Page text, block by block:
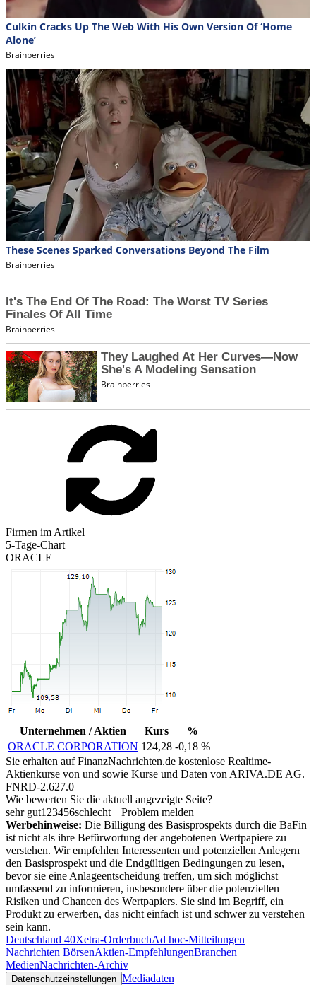
Firmen im Artikel
5-Tage-Chart
ORACLE
Unternehmen / Aktien Kurs
%
ORACLE CORPORATION 124,28 -0,18 %
Sie erhalten auf FinanzNachrichten.de kostenlose Realtime-
Aktienkurse von und sowie Kurse und Daten von ARIVA.DE AG.
FNRD-2.627.0
Wie bewerten Sie die aktuell angezeigte Seite?
sehr gut1 23456schlecht
Problem melden
Werbehinweise: Die Billigung des Basisprospekts durch die BaFin
ist nicht als ihre Befürwortung der angebotenen Wertpapiere zu
verstehen. Wir empfehlen Interessenten und potenziellen Anlegern
den Basisprospekt und die Endgültigen Bedingungen zu lesen,
bevor sie eine Anlageentscheidung treffen, um sich möglichst
umfassend zu informieren, insbesondere über die potenziellen
Risiken und Chancen des Wertpapiers. Sie sind im Begriff, ein
Produkt zu erwerben, das nicht einfach ist und schwer zu verstehen
sein kann.
Deutschland 40Xetra-OrderbuchAd hoc-Mitteilungen
Nachrichten BörsenAktien-EmpfehlungenBranchen
MedienNachrichten-Archiv
Datenschutzeinstellungen Mediadaten